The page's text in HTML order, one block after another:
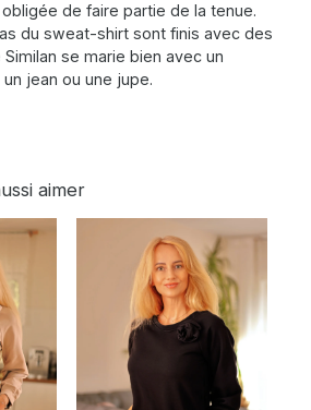
de faire partie de la tenue.
du sweat-shirt sont finis avec des
se marie bien avec un
jean ou une jupe.
aimer